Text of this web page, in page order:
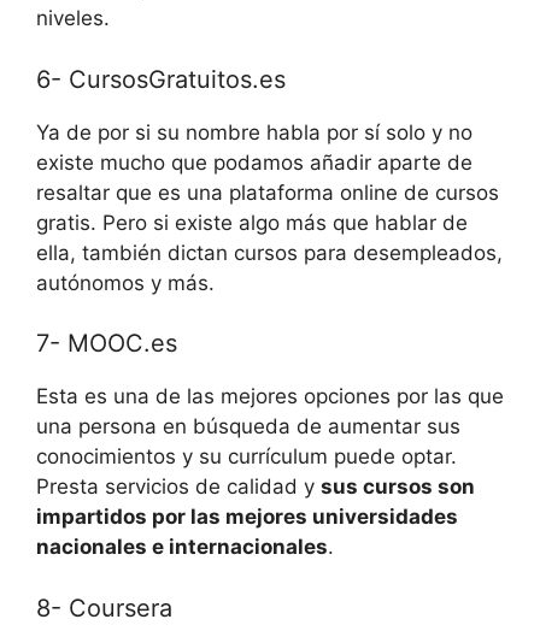
niveles.
6- CursosGratuitos.es
Ya de por si su nombre habla por sí solo y no
existe mucho que podamos añadir aparte de
resaltar que es una plataforma online de cursos
gratis. Pero si existe algo más que hablar de
ella, también dictan cursos para desempleados,
autónomos y más.
7- MOOC.es
Esta es una de las mejores opciones por las que
una persona en búsqueda de aumentar sus
conocimientos y su currículum puede optar.
Presta servicios de calidad y sus cursos son
impartidos por las mejores universidades
nacionales e internacionales.
8- Coursera